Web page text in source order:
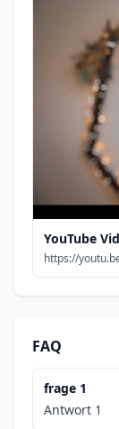
YouTube
https://
FAQ
frage 1
Antwort 1